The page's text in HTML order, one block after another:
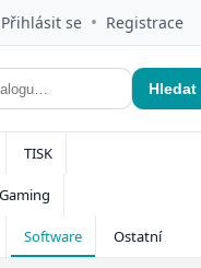
Přihlásit se • Registrace
Hledat
TISK
Software Ostatní